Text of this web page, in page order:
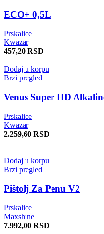
ECO+ 0,5L
Prskalice
Kwazar
457,20 RSD
Dodaj u korpu
Brzi pregled
Venus Super HD
Prskalice
Kwazar
2.259,60 RSD
Dodaj u korpu
Brzi pregled
Pištolj Za Penu V2
Prskalice
Maxshine
7.992,00 RSD